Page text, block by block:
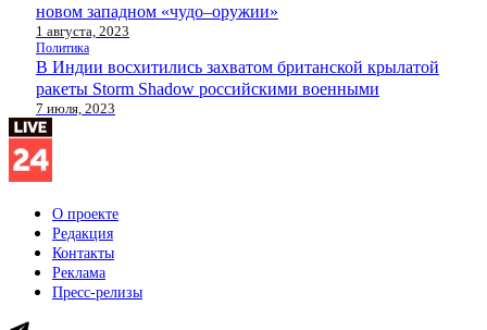
новом западном «чудо–оружии»
1 августа, 2023
Политика
В Индии восхитились захватом британской крылатой
ракеты Storm Shadow российскими военными
7 июля, 2023
О проекте
Редакция
Контакты
Реклама
Пресс-релизы